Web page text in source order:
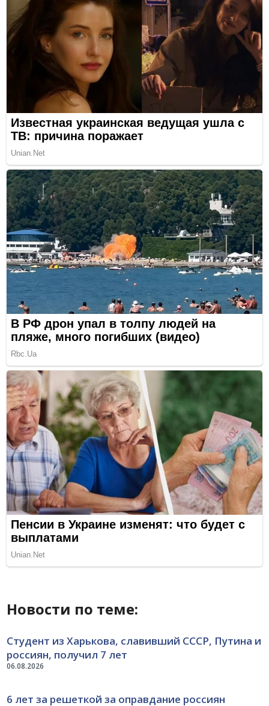
Новости по теме:
06.08.2026
Студент из Харькова, славивший СССР, Путина и
россиян, получил 7 лет
6 лет за решеткой за оправдание россиян